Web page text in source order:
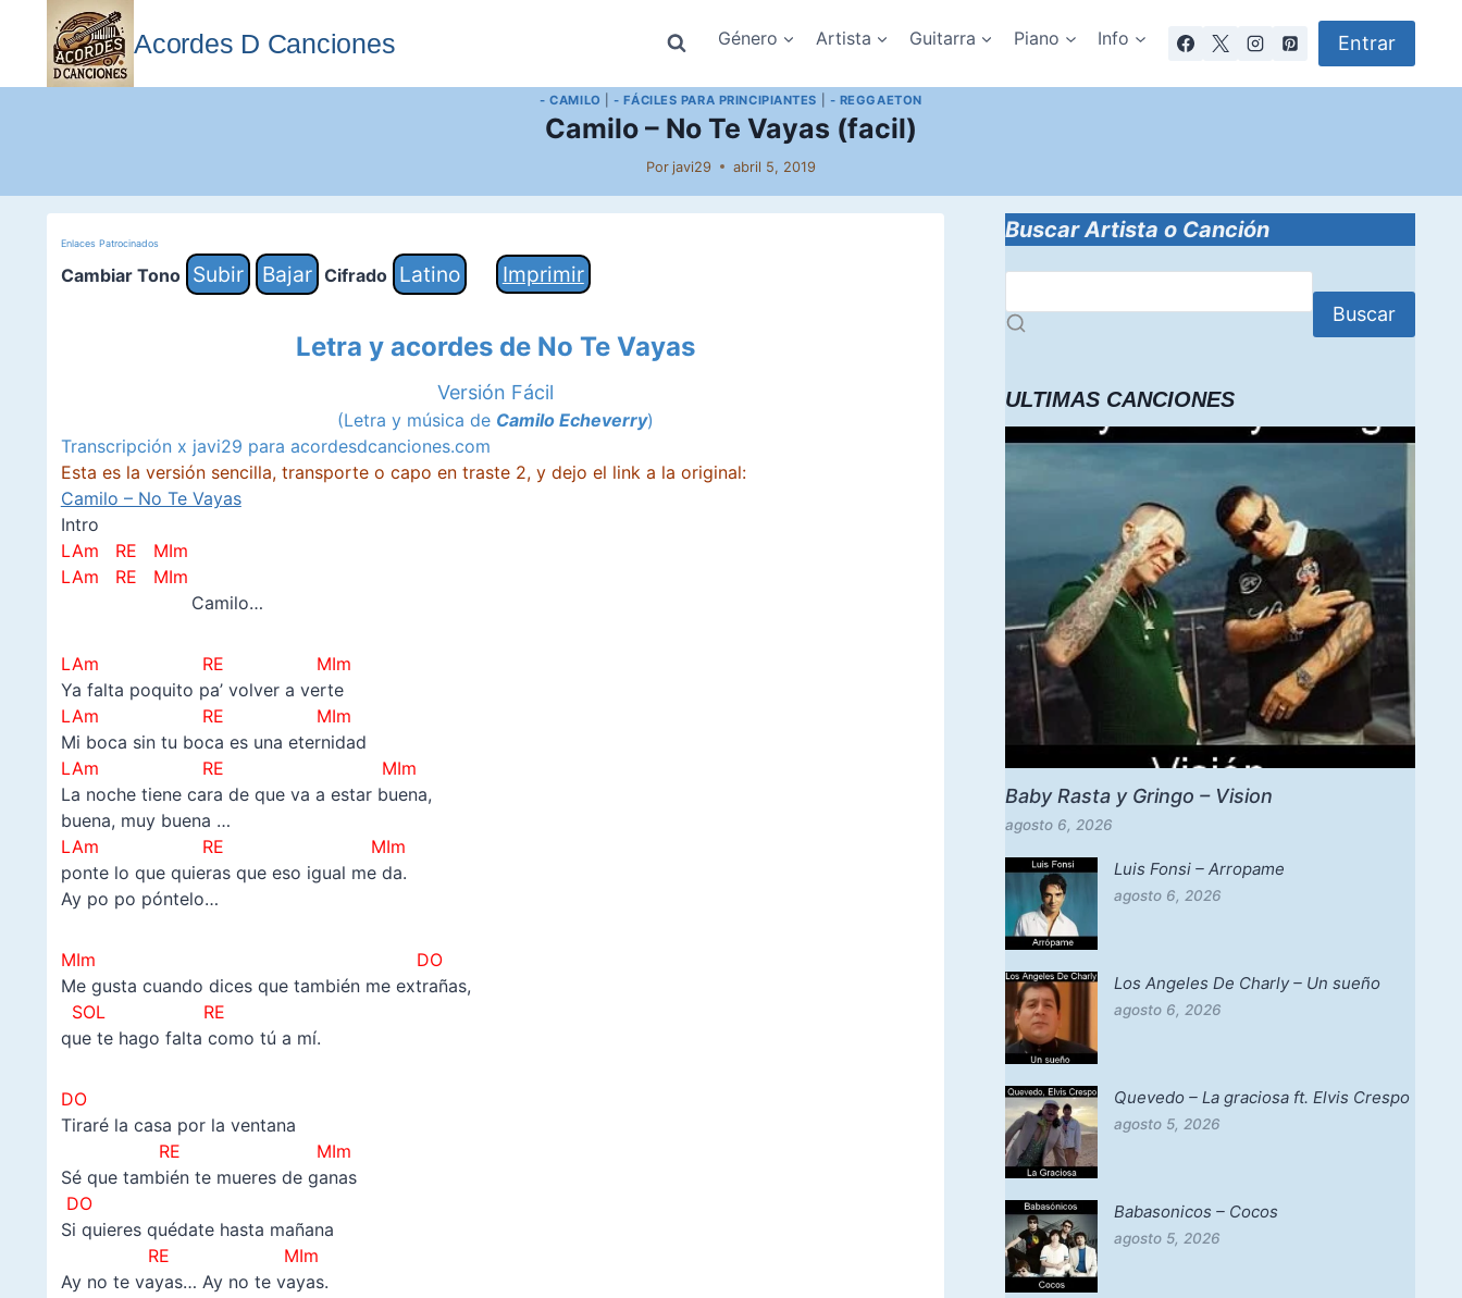
contenido
Acordes D Canciones Género Artista Guitarra Piano Info Entrar
- CAMILO |- FÁCILES PARA PRINCIPIANTES - REGGAETON
Camilo – No Te Vayas (facil)
Por javi29 abril 5, 2019
Enlaces Patrocinados
Cambiar Tono Subir Bajar Cifrado Latino Imprimir
Letra y acordes de No Te Vayas
Versión Fácil
(Letra y música de Camilo Echeverry)
Transcripción x javi29 para acordesdcanciones.com
Esta es la versión sencilla, transporte o capo en traste 2, y dejo el link a la original:
Camilo – No Te Vayas
Intro
LAm RE MIm
LAm RE MIm
Camilo…
LAm RE MIm
Ya falta poquito pa’ volver a verte
LAm RE MIm
Mi boca sin tu boca es una eternidad
LAm RE MIm
La noche tiene cara de que va a estar buena,
buena, muy buena …
LAm RE MIm
ponte lo que quieras que eso igual me da.
Ay po po póntelo…
MIm DO
Me gusta cuando dices que también me extrañas,
SOL RE
que te hago falta como tú a mí.
DO
Tiraré la casa por la ventana
RE MIm
Sé que también te mueres de ganas
DO
Si quieres quédate hasta mañana
RE MIm
Ay no te vayas… Ay no te vayas.
Buscar Artista o Canción
Buscar
ULTIMAS CANCIONES
Baby Rasta y Gringo – Vision
agosto 6, 2026
Luis Fonsi – Arropame
agosto 6, 2026
Los Angeles De Charly – Un sueño
agosto 6, 2026
Quevedo – La graciosa ft. Elvis Crespo
agosto 5, 2026
Babasonicos – Cocos
agosto 5, 2026